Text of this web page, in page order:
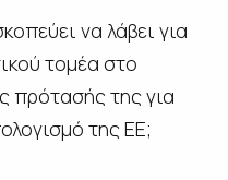
να λάβει για
τομέα στο
πρότασής της για
της ΕΕ;